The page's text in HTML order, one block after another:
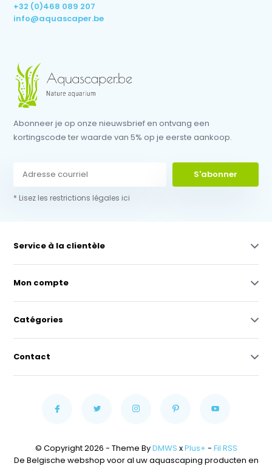
+32 (0)468 089 207
info@aquascaper.be
Abonneer je op onze nieuwsbrief en ontvang een
kortingscode ter waarde van 5% op je eerste aankoop.
S'abonner
* Lisez les restrictions légales ici
Service à la clientèle
Mon compte
Catégories
Contact
© Copyright 2026 - Theme ByDMWS xPlus+ - Fil RSS
De Belgische webshop voor al uw aquascaping producten en